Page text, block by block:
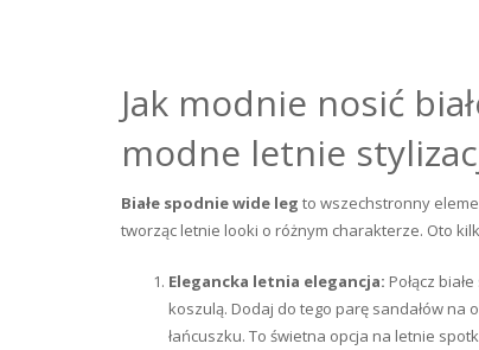
Jak modnie nosić
modne letnie
Białe spodnie wide leg to wszechstronny
tworząc letnie looki o różnym charakterze. Oto
Elegancka letnia elegancja: Połącz
koszulą. Dodaj do tego parę sandałów na
łańcuszku. To świetna opcja na letnie